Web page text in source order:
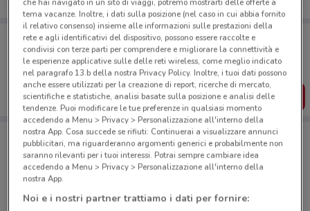
Porta DoveConviene sempre con te!
Puoi trovare le migliori offerte dei negozi vicino a te,
salvarle e creare la tua lista del risparmio, comodamente
dal tuo cellulare.
SCARICA L’APP
Negozi Sky a Roma
che hai navigato in un sito di viaggi, potremo mostrarti delle offerte a
tema vacanze. Inoltre, i dati sulla posizione (nel caso in cui abbia fornito
il relativo consenso) insieme alle informazioni sulle prestazioni della
rete e agli identificativi del dispositivo, possono essere raccolte e
condivisi con terze parti per comprendere e migliorare la connettività e
le esperienze applicative sulle delle reti wireless, come meglio indicato
nel paragrafo 13.b della nostra Privacy Policy. Inoltre, i tuoi dati possono
anche essere utilizzati per la creazione di report, ricerche di mercato,
scientifiche e statistiche, analisi basate sulla posizione e analisi delle
tendenze. Puoi modificare le tue preferenze in qualsiasi momento
accedendo a Menu > Privacy > Personalizzazione all'interno della
nostra App. Cosa succede se rifiuti: Continuerai a visualizzare annunci
pubblicitari, ma riguarderanno argomenti generici e probabilmente non
saranno rilevanti per i tuoi interessi. Potrai sempre cambiare idea
accedendo a Menu > Privacy > Personalizzazione all'interno della
nostra App.
Noi e i nostri partner trattiamo i dati per fornire: